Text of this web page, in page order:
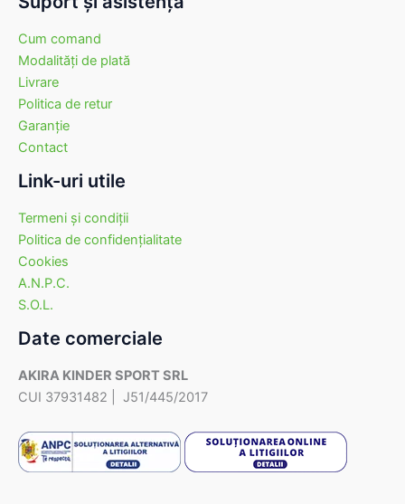
Cum comand
Modalităţi de plată
Livrare
Politica de retur
Garanţie
Contact
Link-uri utile
Termeni şi condiţii
Politica de confidenţialitate
Cookies
A.N.P.C.
S.O.L.
Date comerciale
AKIRA KINDER SPORT SRL
CUI 37931482 | J51/445/2017